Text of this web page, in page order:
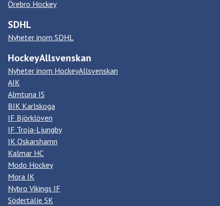
Örebro Hockey
SDHL
Nyheter inom SDHL
HockeyAllsvenskan
Nyheter inom HockeyAllsvenskan
AIK
Almtuna IS
BIK Karlskoga
IF Björklöven
IF Troja-Ljungby
IK Oskarshamn
Kalmar HC
Modo Hockey
Mora IK
Nybro Vikings IF
Södertälje SK